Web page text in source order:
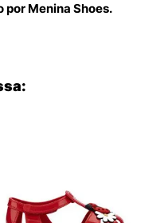
Menina Shoes.